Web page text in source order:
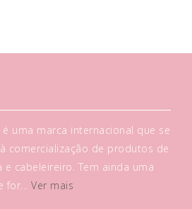
é uma marca internacional que se
comercialização de produtos de
e cabeleireiro. Tem ainda uma
for...Ver mais